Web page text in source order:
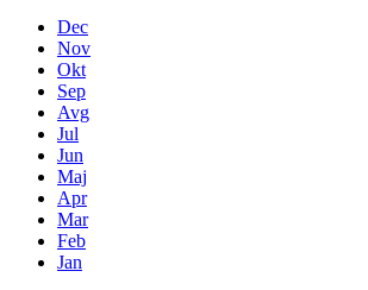
Dec
Nov
Okt
Sep
Avg
Jul
Jun
Maj
Apr
Mar
Feb
Jan